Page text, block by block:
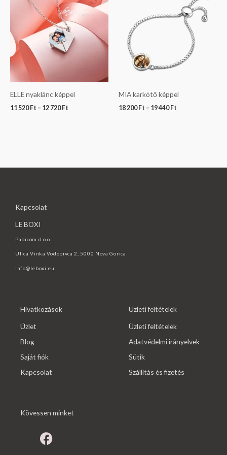
ELLE nyaklánc képpel
11 520 Ft – 12 720 Ft
520 Ft
-
12
720 Ft
MIA karkötő képpel
18 200 Ft – 19 440 Ft
200 Ft
19
440 Ft
Kapcsolat
LE BOXI
Pabicom d.o.o.
Ulica Vinka Vodopivca 2, 5000 Nova Gorica
info@leboxi.eu
Hivatkozások
Üzlet
Blog
Saját fiók
Kapcsolat
Üzleti feltételek
Üzleti feltételek
Adatvédelmi irányelvek
Sütik
Szállítás és fizetés
Kövessen minket
F
a
I
n
Y
o